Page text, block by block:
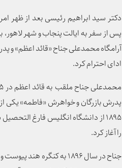
دکتر سید ابراهیم رئیسی بعد از ظهر
پس از سفر به ایالت پنجاب و شهر لاهور،
آرامگاه محمدعلی جناح «قائد اعظم» و
ادای احترام کرد.
پدرش بازرگان و خواهرش «فاطمه» یکی
۱۸۹۵ از دانشگاه انگلیس فارغ
را آغاز کرد.